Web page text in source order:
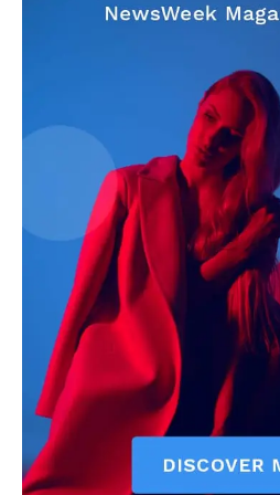
AIN NEWS 1
Contact Us
Privacy Policy
Terms of Use Agreement
Facebook
X WhatsApp
Share